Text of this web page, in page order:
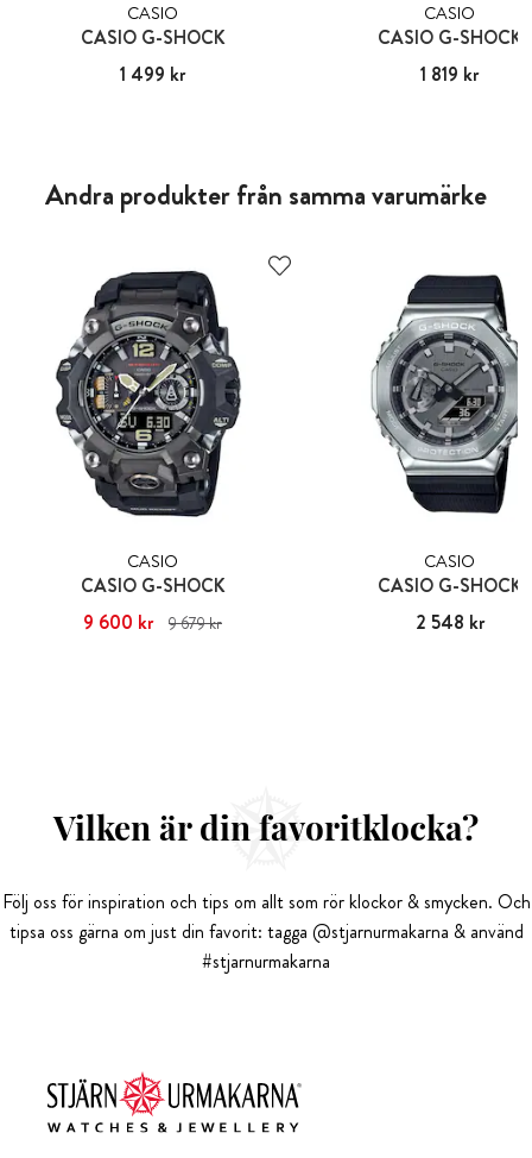
CASIO
CASIO G-SHOCK
Pris :1 499 kr
1 499 kr
CASIO
CASIO G-SHOCK
Pris :1 819 kr
1 819 kr
Andra produkter från samma varumärke
CASIO
CASIO G-SHOCK
Nuvarande pris:9 600 krTidigare
9 600 kr 9 679 kr
CASIO
CASIO G-SHOCK
Pris :2 548 kr
2 548 kr
Vilken är din favoritklocka?
Följ oss för inspiration och tips om allt som rör klockor & smycken. Och
tipsa oss gärna om just din favorit: tagga @stjarnurmakarna & använd
#stjarnurmakarna